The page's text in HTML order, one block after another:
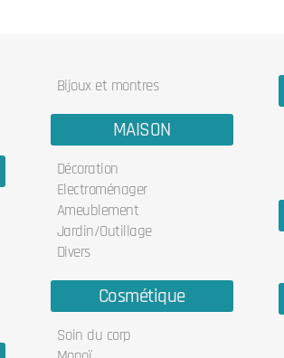
Bijoux et montres
MAISON
Décoration
Electroménager
Ameublement
Jardin/Outillage
Divers
Cosmétique
Soin du corp